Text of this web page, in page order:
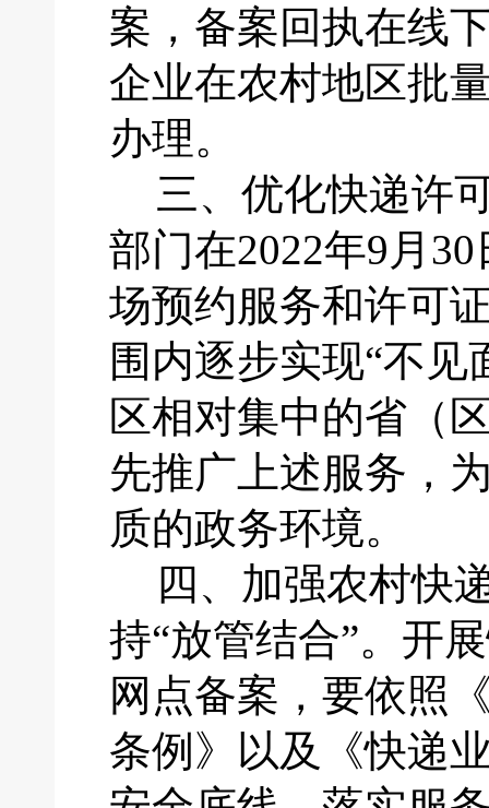
案，备案回执在线
企业在农村地区批
办理。
三、 优化快递许
部门在2022年9月
场预约服务和许可
围内逐步实现“不
区相对集中的省（
先推广上述服务，
质的政务环境。
四、 加强农村快
持“放管结合”。开
网点备案，要依照
条例》以及《快递